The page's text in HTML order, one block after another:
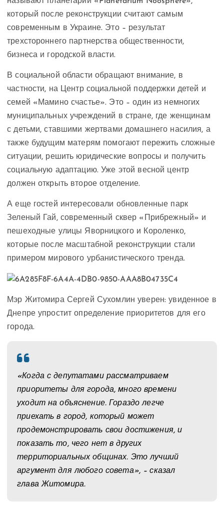
который после реконструкции считают самым
современным в Украине. Это – результат
трехстороннего партнерства общественности,
бизнеса и городской власти.
В социальной области обращают внимание, в
частности, на Центр социальной поддержки детей и
семей «Мамино счастье». Это – один из немногих
муниципальных учреждений в стране, где женщинам
с детьми, ставшими жертвами домашнего насилия, а
также будущим матерям помогают пережить сложные
ситуации, решить юридические вопросы и получить
социальную адаптацию. Уже этой весной центр
должен открыть второе отделение.
А еще гостей интересовали обновленные парк
Зеленый Гай, современный сквер «Прибрежный» и
пешеходные улицы Яворницкого и Короленко,
которые после масштабной реконструкции стали
примером мирового урбанистического тренда.
Мэр Житомира Сергей Сухомлин уверен: увиденное в
Днепре упростит определение приоритетов для его
города.
«Когда с депутатами рассматриваем
приоритеты для города, много времени
уходит на объяснение. Гораздо легче
приехать в город, который может
продемонстрировать свои достижения, и
показать то, чего нет в других
территориальных общинах. Это лучший
аргумент для любого совета», – сказал
глава Житомира.